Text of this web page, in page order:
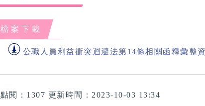
檔案下載
公職人員利益衝突迴避法第14條相關函釋彙整
點閱：1307 更新時間：2023-10-03 13:34